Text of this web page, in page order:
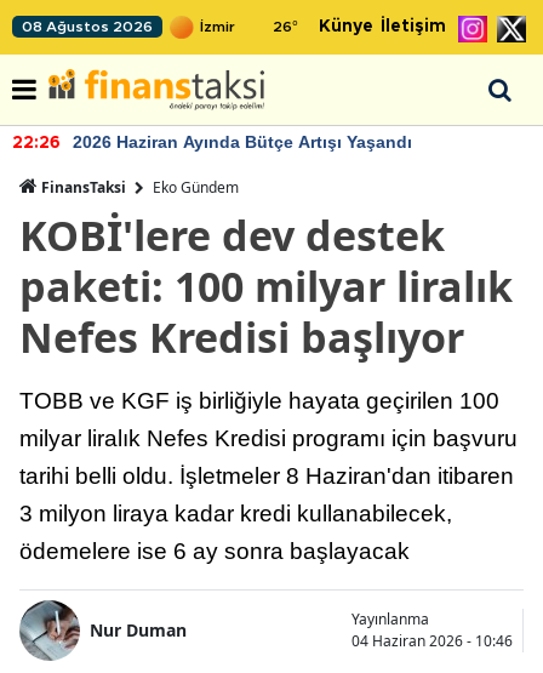
08 Ağustos 2026 26° Künye İletişim
22:26 2026 Haziran Ayında Bütçe Artışı Yaşandı
FinansTaksi Eko Gündem
KOBİ'lere dev destek
paketi: 100 milyar liralık
Nefes Kredisi başlıyor
TOBB ve KGF iş birliğiyle hayata geçirilen 100
milyar liralık Nefes Kredisi programı için başvuru
tarihi belli oldu. İşletmeler 8 Haziran'dan itibaren
3 milyon liraya kadar kredi kullanabilecek,
ödemelere ise 6 ay sonra başlayacak
Nur Duman
Yayınlanma
04 Haziran 2026 - 10:46